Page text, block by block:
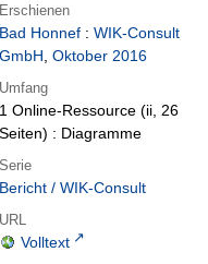
Erschienen
Bad Honnef : WIK-Consult
GmbH, Oktober 2016
Umfang
1 Online-Ressource (ii, 26
Seiten) : Diagramme
Serie
Bericht / WIK-Consult
URL
Volltext